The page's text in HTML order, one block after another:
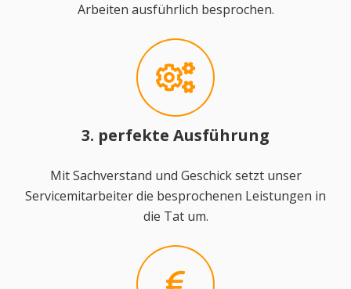
Arbeiten ausführlich besprochen.
3. perfekte Ausführung
Mit Sachverstand und Geschick setzt unser
Servicemitarbeiter die besprochenen Leistungen in
die Tat um.